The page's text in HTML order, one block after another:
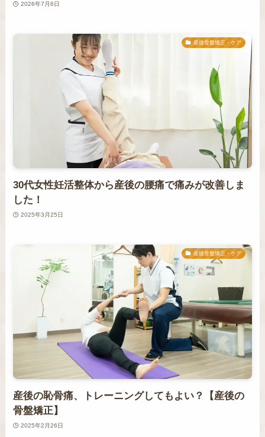
2026年7月6日
産後骨盤矯正・ケア
30代女性妊活整体から産後の腰痛で痛みが改善しま
した！
2025年3月25日
産後骨盤矯正・ケア
産後の恥骨痛、トレーニングしてもよい？【産後の
骨盤矯正】
2025年2月26日